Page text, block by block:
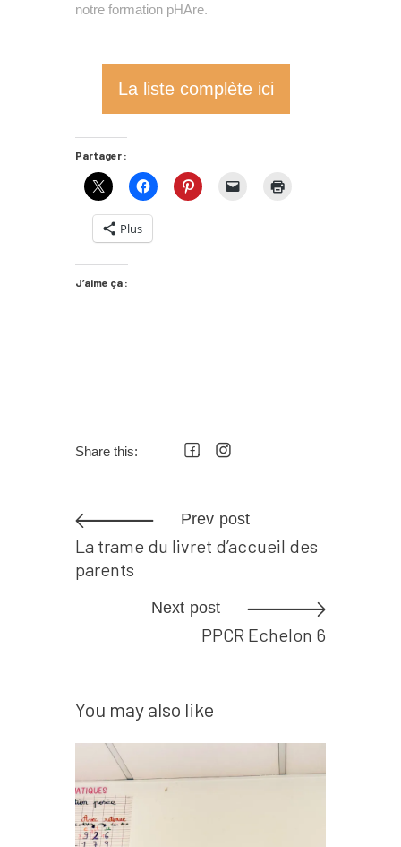
notre formation pHAre.
La liste complète ici
Partager :
Plus
J’aime ça :
Share this:
Prev post
La trame du livret d’accueil des
parents
Next post
PPCR Echelon 6
You may also like